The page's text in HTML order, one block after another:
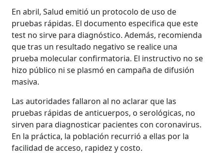
En abril, Salud emitió un protocolo de uso de
pruebas rápidas. El documento especifica que este
test no sirve para diagnóstico. Además, recomienda
que tras un resultado negativo se realice una
prueba molecular confirmatoria. El instructivo no se
hizo público ni se plasmó en campaña de difusión
masiva.
Las autoridades fallaron al no aclarar que las
pruebas rápidas de anticuerpos, o serológicas, no
sirven para diagnosticar pacientes con coronavirus.
En la práctica, la población recurrió a ellas por la
facilidad de acceso, rapidez y costo.